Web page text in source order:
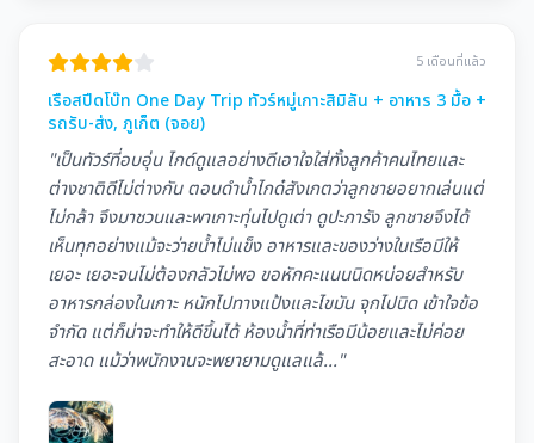
5 เดือนที่แล้ว
เรือสปีดโบ๊ท One Day Trip ทัวร์หมู่เกาะสิมิลัน + อาหาร 3 มื้อ +
รถรับ-ส่ง, ภูเก็ต (จอย)
"เป็นทัวร์ที่อบอุ่น ไกด์ดูแลอย่างดีเอาใจใส่ทั้งลูกค้าคนไทยและ
ต่างชาติดีไม่ต่างกัน ตอนดำนํ้าไกด๋สังเกตว่าลูกชายอยากเล่นแต่
ไม่กล้า จึงมาชวนและพาเกาะทุ่นไปดูเต่า ดูปะการัง ลูกชายจึงได้
เห็นทุกอย่างแม้จะว่ายนํ้าไม่แข็ง อาหารและของว่างในเรือมีให้
เยอะ เยอะจนไม่ต้องกลัวไม่พอ ขอหักคะแนนนิดหน่อยสำหรับ
อาหารกล่องในเกาะ หนักไปทางแป้งและไขมัน จุกไปนิด เข้าใจข้อ
จำกัด แต่ก็น่าจะทำให้ดีขึ้นได้ ห้องนํ้าที่ท่าเรือมีน้อยและไม่ค่อย
สะอาด แม้ว่าพนักงานจะพยายามดูแลแล้..."